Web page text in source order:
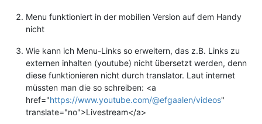
Menu funktioniert in der mobilien Version auf dem Handy
nicht
Wie kann ich Menu-Links so erweitern, das z.B. Links zu
externen inhalten (youtube) nicht übersetzt werden, denn
diese funktionieren nicht durch translator. Laut internet
müssten man die so schreiben: <a
href="https://www.youtube.com/@efgaalen/videos"
translate="no">Livestream</a>